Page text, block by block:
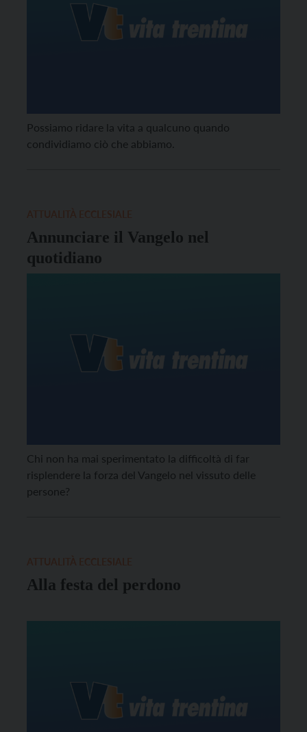
Possiamo ridare la vita a qualcuno quando
condividiamo ciò che abbiamo.
Annunciare il Vangelo nel
quotidiano
Chi non ha mai sperimentato la difficoltà di far
risplendere la forza del Vangelo nel vissuto delle
persone?
Alla festa del perdono